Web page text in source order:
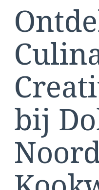
bij